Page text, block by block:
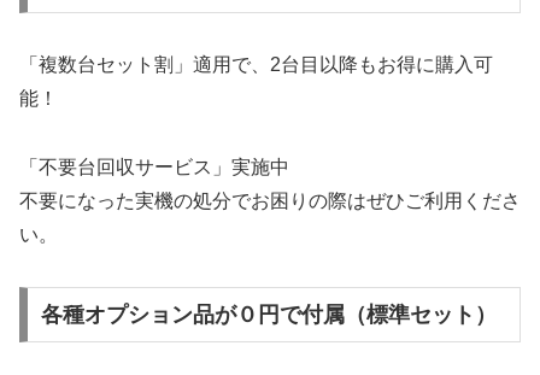
「複数台セット割」適用で、2台目以降もお得に購入可
能！
「不要台回収サービス」実施中
不要になった実機の処分でお困りの際はぜひご利用くださ
い。
各種オプション品が０円で付属（標準セット）